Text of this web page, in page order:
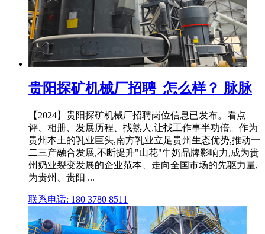
贵阳探矿机械厂招聘_怎么样？ 脉脉
【2024】贵阳探矿机械厂招聘岗位信息已发布。看点
评、相册、发展历程、找熟人,让找工作事半功倍。作为
贵州本土的乳业巨头,南方乳业立足贵州生态优势,推动一
二三产融合发展,不断提升"山花"牛奶品牌影响力,成为贵
州奶业裂变发展的企业范本、走向全国市场的先驱力量,
为贵州、贵阳 ...
联系电话: 180 3780 8511